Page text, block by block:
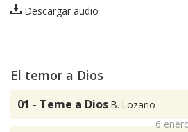
Descargar audio
El temor a Dios
01 - Teme a Dios B. Lozano
6